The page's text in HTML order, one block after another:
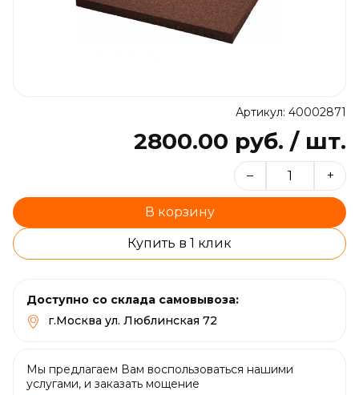
Артикул: 40002871
2800.00 руб. / шт.
– +
В корзину
Купить в 1 клик
Доступно со склада самовывоза:
г.Москва ул. Люблинская 72
Мы предлагаем Вам воспользоваться нашими
услугами, и заказать мощение